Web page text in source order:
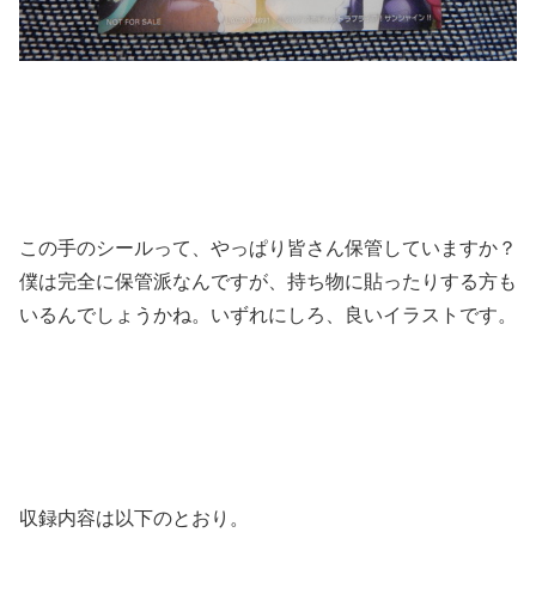
この手のシールって、やっぱり皆さん保管していますか？
僕は完全に保管派なんですが、持ち物に貼ったりする方も
いるんでしょうかね。いずれにしろ、良いイラストです。
収録内容は以下のとおり。